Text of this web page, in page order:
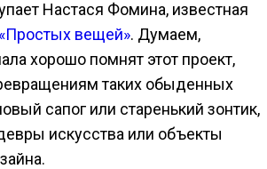
Настася Фомина, известная
«Простых вещей». Думаем,
хорошо помнят этот проект,
таких обыденных
сапог или старенький зонтик,
искусства или объекты